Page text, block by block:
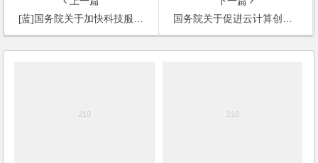
[蓝]国务院关于加快科技服务业发展的若干意见
国务院关于促进云计算创新发展培育信息产业新业态的意见